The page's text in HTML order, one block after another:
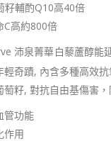
籽輔酌Q10高40倍
C高約800倍
沛泉菁華白藜蘆醇能
奇蹟, 內含多種高效
籽, 對抗自由基傷害
管功能
作用